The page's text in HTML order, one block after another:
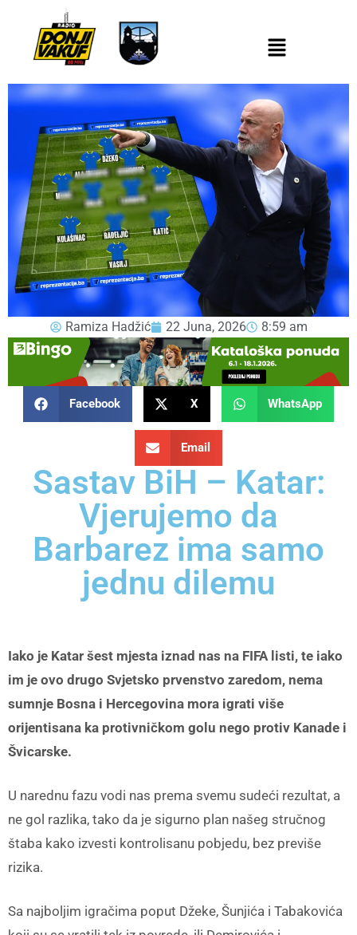
Ramiza Hadžić 22 Juna, 2026 8:59 am
Facebook X WhatsApp
Email
Sastav BiH – Katar:
Vjerujemo da
Barbarez ima samo
jednu dilemu
Iako je Katar šest mjesta iznad nas na FIFA listi, te iako
im je ovo drugo Svjetsko prvenstvo zaredom, nema
sumnje Bosna i Hercegovina mora igrati više
orijentisana ka protivničkom golu nego protiv Kanade i
Švicarske.
U narednu fazu vodi nas prema svemu sudeći rezultat, a
ne gol razlika, tako da je sigurno plan našeg stručnog
štaba kako izvesti kontrolisanu pobjedu, bez previše
rizika.
Sa najboljim igračima poput Džeke, Šunjića i Tabakovića